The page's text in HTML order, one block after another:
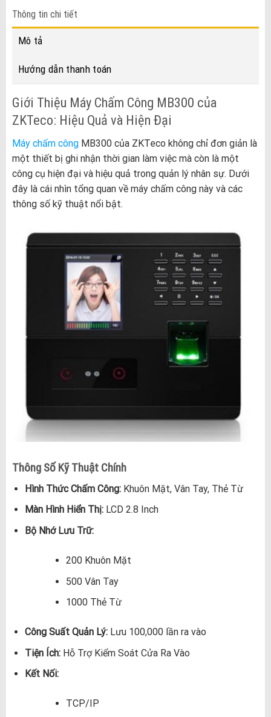
Thông tin chi tiết
Mô tả
Hướng dẫn thanh toán
Giới Thiệu Máy Chấm Công MB300 của
ZKTeco: Hiệu Quả và Hiện Đại
Máy chấm công MB300 của ZKTeco không chỉ đơn giản là
một thiết bị ghi nhận thời gian làm việc mà còn là một
công cụ hiện đại và hiệu quả trong quản lý nhân sự. Dưới
đây là cái nhìn tổng quan về máy chấm công này và các
thông số kỹ thuật nổi bật.
Thông Số Kỹ Thuật Chính
Hình Thức Chấm Công:Khuôn Mặt, Vân Tay, Thẻ Từ
Màn Hình Hiển Thị:LCD 2.8 Inch
Bộ Nhớ Lưu Trữ:
200 Khuôn Mặt
500 Vân Tay
1000 Thẻ Từ
Công Suất Quản Lý:Lưu 100,000 lần ra vào
Tiện Ích:Hỗ Trợ Kiểm Soát Cửa Ra Vào
Kết Nối:
TCP/IP